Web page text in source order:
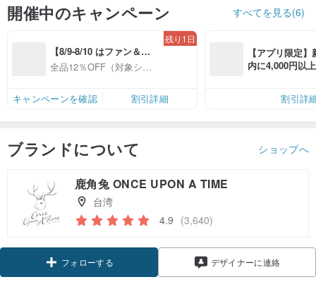
開催中のキャンペーン すべてを見る(6)
【8/9-8/10 はファン＆会
員感謝デー】対象ショッ
全品12％OFF（対象ショ
残り1日
キャンペーンを確認 割引詳細
【アプリ限定
内に4,000円以
割引詳
ブランドについて ショップへ
鹿角兔 ONCE UPON A TIME
台湾
4.9 (3,640)
フォローする デザイナーに連絡